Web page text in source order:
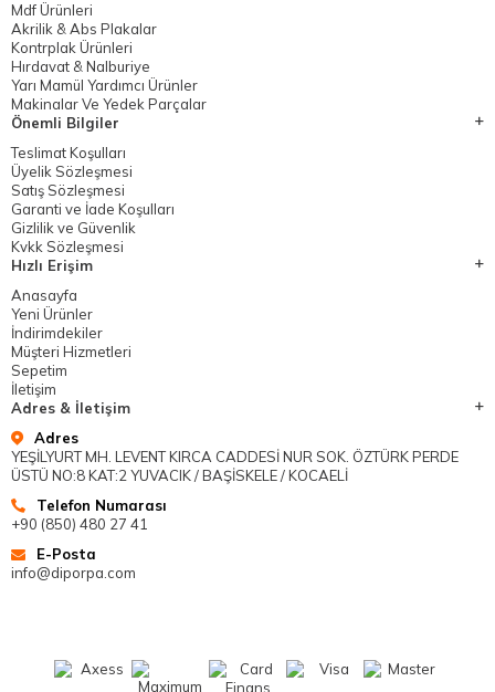
Mdf Ürünleri
Akrilik & Abs Plakalar
Kontrplak Ürünleri
Hırdavat & Nalburiye
Yarı Mamül Yardımcı Ürünler
Makinalar Ve Yedek Parçalar
Önemli Bilgiler
Teslimat Koşulları
Üyelik Sözleşmesi
Satış Sözleşmesi
Garanti ve İade Koşulları
Gizlilik ve Güvenlik
Kvkk Sözleşmesi
Hızlı Erişim
Anasayfa
Yeni Ürünler
İndirimdekiler
Müşteri Hizmetleri
Sepetim
İletişim
Adres & İletişim
Adres
YEŞİLYURT MH. LEVENT KIRCA CADDESİ NUR SOK. ÖZTÜRK PERDE
ÜSTÜ NO:8 KAT:2 YUVACIK / BAŞİSKELE / KOCAELİ
Telefon Numarası
+90 (850) 480 27 41
E-Posta
info@diporpa.com